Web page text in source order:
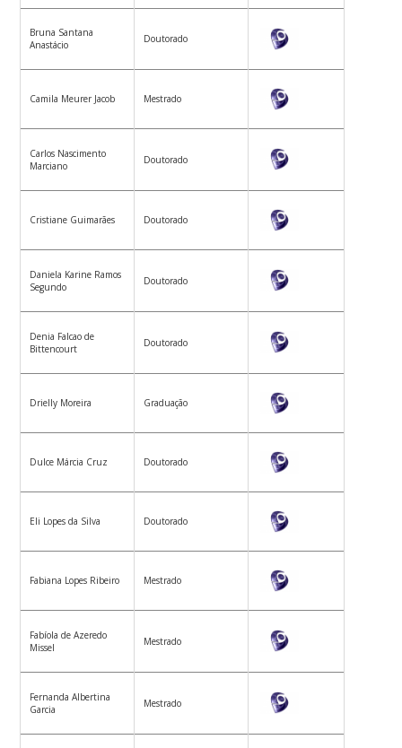
Bruna Santana
Anastácio
Doutorado
Camila Meurer Jacob Mestrado
Carlos Nascimento
Marciano
Doutorado
Cristiane Guimarães Doutorado
Daniela Karine Ramos
Segundo
Doutorado
Denia Falcao de
Bittencourt
Doutorado
Drielly Moreira Graduação
Dulce Márcia Cruz Doutorado
Eli Lopes da Silva Doutorado
Fabiana Lopes Ribeiro Mestrado
Fabíola de Azeredo
Missel
Mestrado
Fernanda Albertina
Garcia
Mestrado